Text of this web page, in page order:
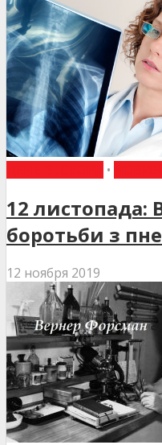
•
12 листопада:
боротьби з
12 ноября 2019